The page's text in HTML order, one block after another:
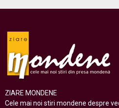
ZIARE MONDENE
Cele mai noi stiri mondene despre